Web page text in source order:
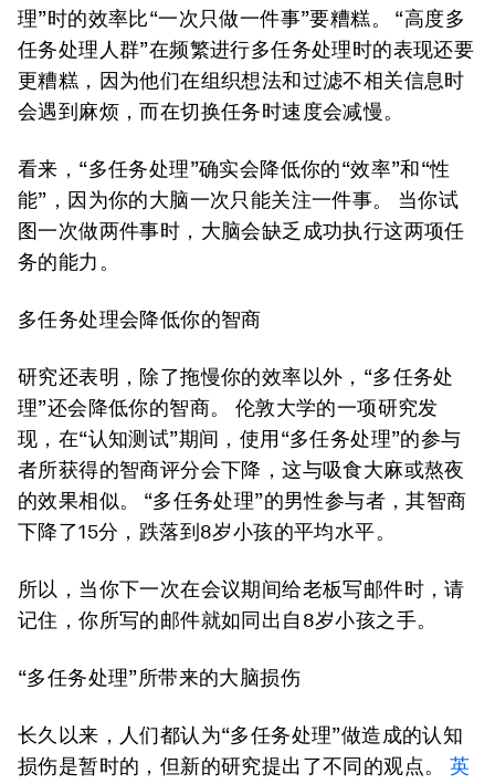
理”时的效率比“一次只做一件事”要糟糕。 “高度多
任务处理人群”在频繁进行多任务处理时的表现还要
更糟糕，因为他们在组织想法和过滤不相关信息时
会遇到麻烦，而在切换任务时速度会减慢。
看来，“多任务处理”确实会降低你的“效率”和“性
能”，因为你的大脑一次只能关注一件事。 当你试
图一次做两件事时，大脑会缺乏成功执行这两项任
务的能力。
多任务处理会降低你的智商
研究还表明，除了拖慢你的效率以外，“多任务处
理”还会降低你的智商。 伦敦大学的一项研究发
现，在“认知测试”期间，使用“多任务处理”的参与
者所获得的智商评分会下降，这与吸食大麻或熬夜
的效果相似。 “多任务处理”的男性参与者，其智商
下降了15分，跌落到8岁小孩的平均水平。
所以，当你下一次在会议期间给老板写邮件时，请
记住，你所写的邮件就如同出自8岁小孩之手。
“多任务处理”所带来的大脑损伤
长久以来，人们都认为“多任务处理”做造成的认知
损伤是暂时的，但新的研究提出了不同的观点。 英